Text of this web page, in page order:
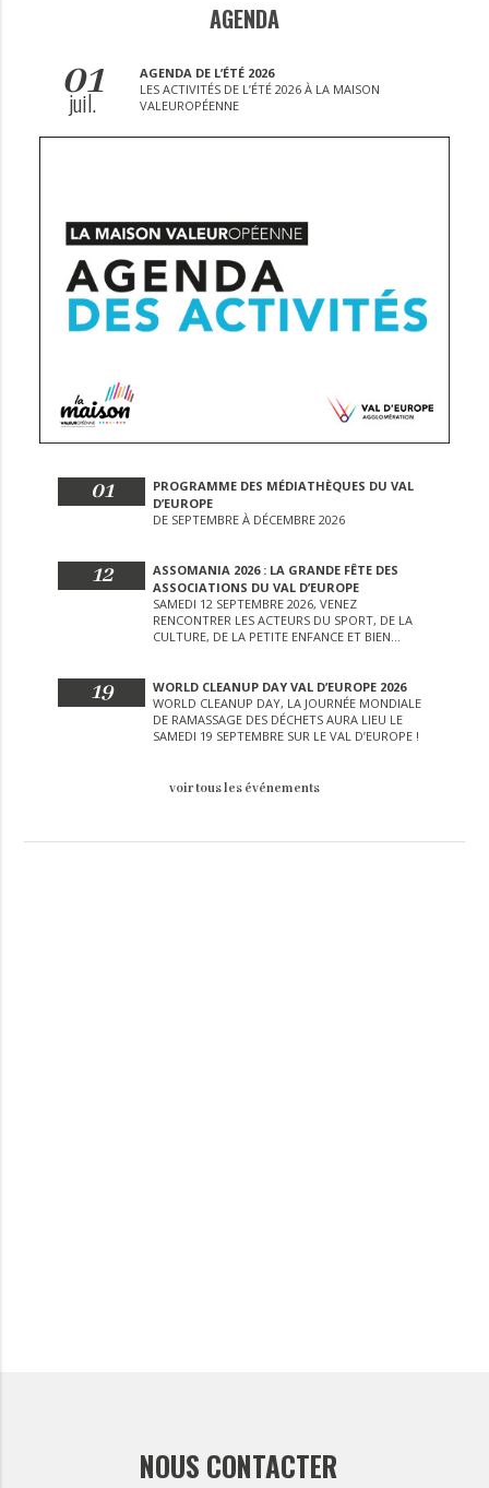
AGENDA
01
juil.
AGENDA DE L’ÉTÉ 2026
LES ACTIVITÉS DE L’ÉTÉ 2026 À LA MAISON
VALEUROPÉENNE
01
PROGRAMME DES MÉDIATHÈQUES DU VAL
D’EUROPE
DE SEPTEMBRE À DÉCEMBRE 2026
12
ASSOMANIA 2026 : LA GRANDE FÊTE DES
ASSOCIATIONS DU VAL D’EUROPE
SAMEDI 12 SEPTEMBRE 2026, VENEZ
RENCONTRER LES ACTEURS DU SPORT, DE LA
CULTURE, DE LA PETITE ENFANCE ET BIEN
19
WORLD CLEANUP DAY VAL D’EUROPE 2026
WORLD CLEANUP DAY, LA JOURNÉE MONDIALE
DE RAMASSAGE DES DÉCHETS AURA LIEU LE
SAMEDI 19 SEPTEMBRE SUR LE VAL D’EUROPE !
voir tous les événements
NOUS CONTACTER